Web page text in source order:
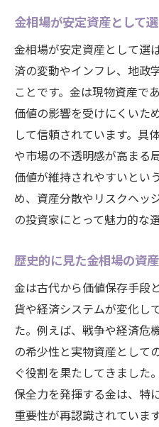
金相場が安定資産として
金相場が安定資産として選
済の変動やインフレ、地政
ことです。金は現物資産で
価値の影響を受けにくいた
して信頼されています。具
や市場の不透明感が高まる
価値が維持されやすいとい
め、資産分散やリスクヘッ
の投資家にとって魅力的な
歴史的に見た金相場の資
金は古代から価値保存手段
貨や経済システムが変化し
た。例えば、戦争や経済危
の希少性と実物資産として
ぐ役割を果たしてきました
保全力を発揮する金は、特
重要性が再認識されていま